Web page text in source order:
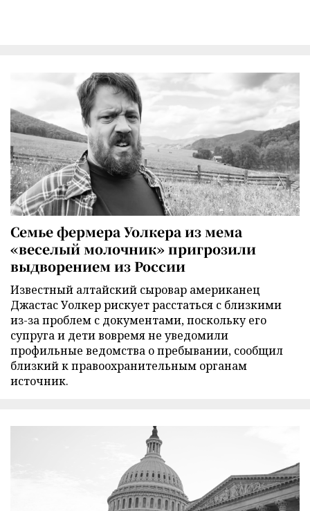
Семье фермера Уолкера из мема
«веселый молочник» пригрозили
выдворением из России
Известный алтайский сыровар американец
Джастас Уолкер рискует расстаться с близкими
из-за проблем с документами, поскольку его
супруга и дети вовремя не уведомили
профильные ведомства о пребывании, сообщил
близкий к правоохранительным органам
источник.